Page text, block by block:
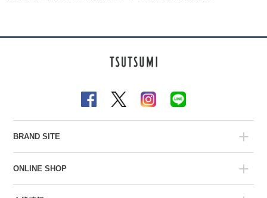
BRAND SITE
ONLINE SHOP